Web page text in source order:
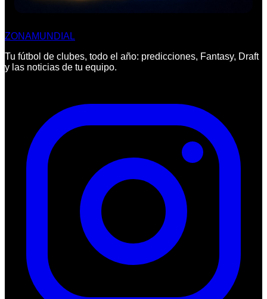
ZONAMUNDIAL
Tu fútbol de clubes, todo el año: predicciones, Fantasy, Draft
y las noticias de tu equipo.